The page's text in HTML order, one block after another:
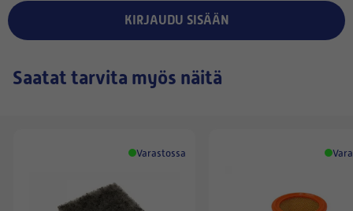
KIRJAUDU SISÄÄN
Saatat tarvita myös näitä
Varastossa